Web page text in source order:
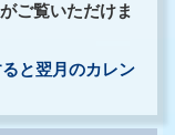
ご覧いただけま
と翌月のカレン